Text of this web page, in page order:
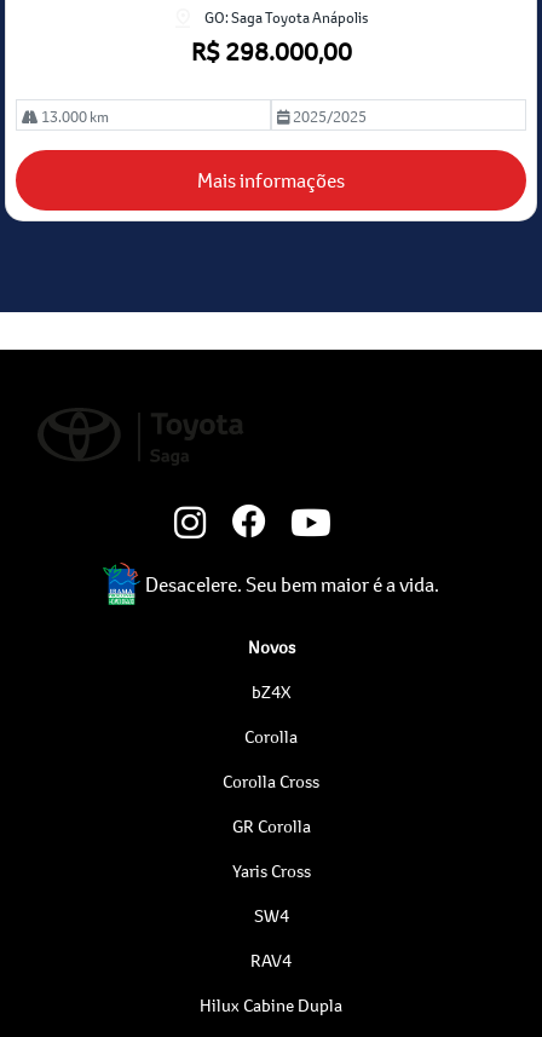
GO: Saga Toyota Anápolis
R$ 298.000,00
13.000 km 2025/2025
Mais informações
Desacelere. Seu bem maior é a vida.
Novos
bZ4X
Corolla
Corolla Cross
GR Corolla
Yaris Cross
SW4
RAV4
Hilux Cabine Dupla